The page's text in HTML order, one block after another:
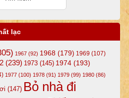
lạc
1967(92) 1968(179) 1969 (107)
(239) 1973(145) 1974(193)
1977(100) 1978(91) 1979(99) 1980(86)
(147) Bỏ nhà đi